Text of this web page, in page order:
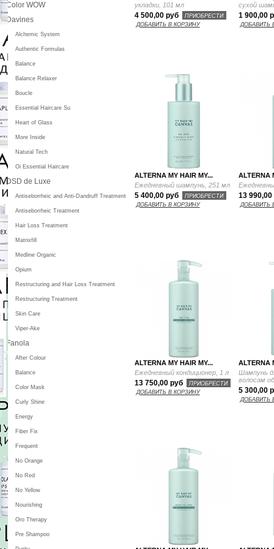
укладки, 101 мл
4 500,00 руб
ПРИОБРЕСТИ
ДОБАВИТЬ В КОРЗИНУ
сухой
1 900,00
ДОБАВИТЬ
ALTERNA MY HAIR MY...
Ежедневный шампунь, 251 мл
5 400,00 руб
ПРИОБРЕСТИ
ДОБАВИТЬ В КОРЗИНУ
ALTERNA
13
ДОБАВИТЬ
ALTERNA MY HAIR MY...
Ежедневный кондиционер, 1 л
13 750,00 руб
ПРИОБРЕСТИ
ДОБАВИТЬ В КОРЗИНУ
ALTERNA
Шампунь
волосам
5 300,00
ДОБАВИТЬ
Color WOW
Davines
Alchemic System
Authentic Formulas
Balance
Balance Relaxer
Boucle
Essential Haircare Su
Heart of Glass
More Inside
Natural Tech
Oi Essential Haircare
DSD de Luxe
Antiseborrheic and Anti-Dandruff Treatment
Antiseborrheic Treatment
Hair Loss Treatment
Matrixfill
Medline Organic
Opium
Restructuring and Hair Loss Treatment
Restructuring Treatment
Skin Care
Viper-Ake
Fanola
After Colour
Balance
Color Mask
Curly Shine
Energy
Fiber Fix
Frequent
No Orange
No Red
No Yellow
Nourishing
Oro Therapy
Pre Shampoo